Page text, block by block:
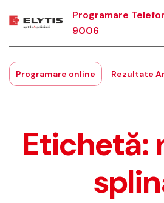
Programare
9006
Programare online Rezultate
Etichetă: